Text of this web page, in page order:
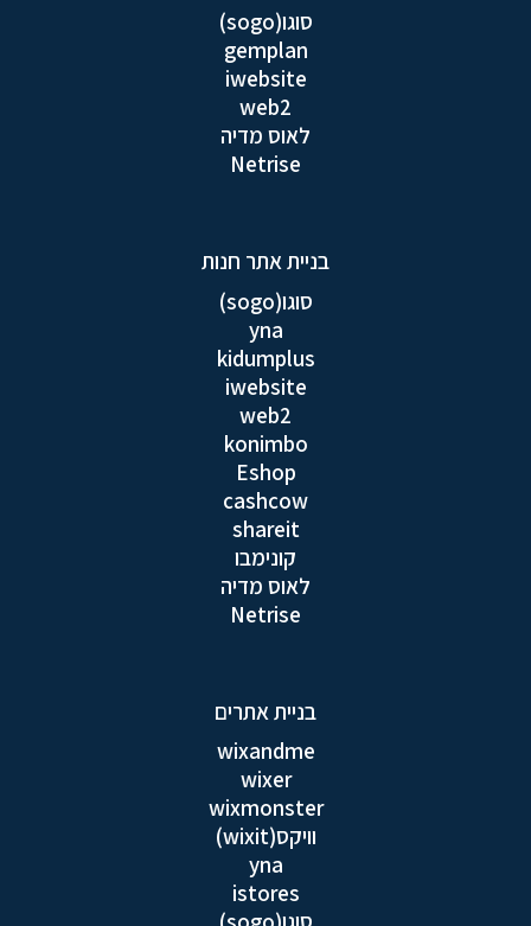
סוגו(sogo)
gemplan
iwebsite
web2
לאוס מדיה
Netrise
בניית אתר חנות
סוגו(sogo)
yna
kidumplus
iwebsite
web2
konimbo
Eshop
cashcow
shareit
קונימבו
לאוס מדיה
Netrise
בניית אתרים
wixandme
wixer
wixmonster
וויקס(wixit)
yna
istores